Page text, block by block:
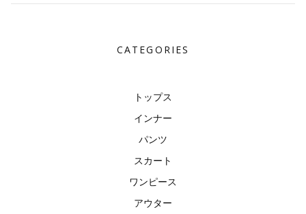
CATEGORIES
トップス
インナー
パンツ
スカート
ワンピース
アウター